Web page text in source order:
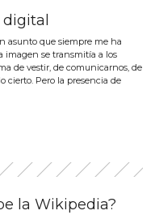
asunto que siempre me ha
imagen se transmitía a los
de vestir, de comunicarnos, de
cierto. Pero la presencia de
la Wikipedia?